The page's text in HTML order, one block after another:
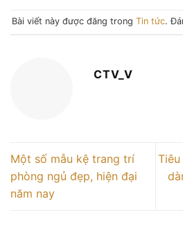
Bài viết này được đăng trong Tin tức.
CTV_V
Một số mẫu kệ trang trí
phòng ngủ đẹp, hiện đại
năm nay